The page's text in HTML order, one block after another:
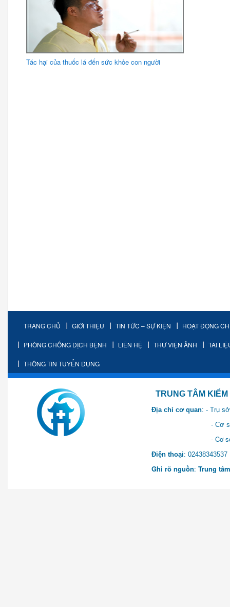
Tác hại của thuốc lá đến sức khỏe con người
TRANG CHỦ GIỚI THIỆU TIN TỨC – SỰ KIỆN HOẠT ĐỘNG
PHÒNG CHỐNG DỊCH BỆNH LIÊN HỆ THƯ VIỆN ẢNH TÀI
THÔNG TIN TUYỂN DỤNG
TRUNG TÂM KIỂM SOÁT
Địa chỉ cơ quan: - Trụ
- Cơ sở 2: Khu Hành
- Cơ sở 3: Số 1 Ngõ 2
Điện thoại:
Ghi rõ nguồn: Trung